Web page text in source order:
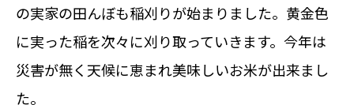
の実家の田んぼも稲刈りが始まりました。黄金色
に実った稲を次々に刈り取っていきます。今年は
災害が無く天候に恵まれ美味しいお米が出来まし
た。